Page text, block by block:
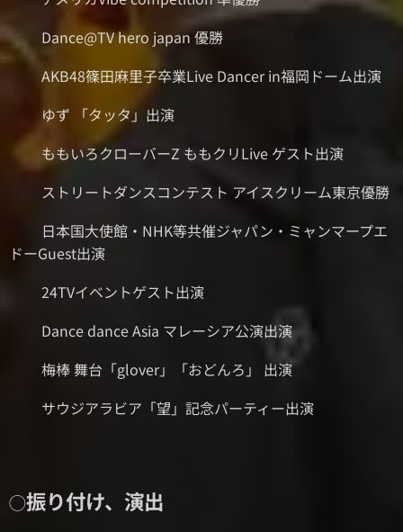
⚫︎Dance@TV hero japan 優勝
⚫︎AKB48篠田麻里子卒業Live Dancer in福岡ドーム出演
⚫︎ゆず 「タッタ」出演
⚫︎ももいろクローバーZ ももクリLive ゲスト出演
⚫︎ストリートダンスコンテスト アイスクリーム東京優勝
⚫︎日本国大使館・NHK等共催ジャパン・ミャンマープエ
ドーGuest出演
⚫︎24TVイベントゲスト出演
⚫︎Dance dance Asia マレーシア公演出演
⚫梅棒 舞台「glover」「おどんろ」 出演
⚫サウジアラビア「望」記念パーティー出演
◯振り付け、演出